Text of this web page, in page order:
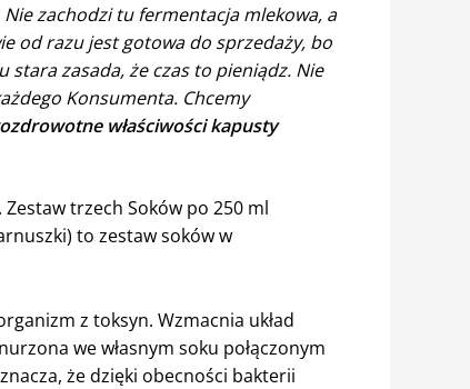
zachodzi tu fermentacja mlekowa, a
od razu jest gotowa do sprzedaży, bo
zasada, że czas to pieniądz. Nie
Konsumenta. Chcemy
właściwości kapusty
trzech Soków po 250 ml
to zestaw soków w
z toksyn. Wzmacnia układ
we własnym soku połączonym
że dzięki obecności bakterii